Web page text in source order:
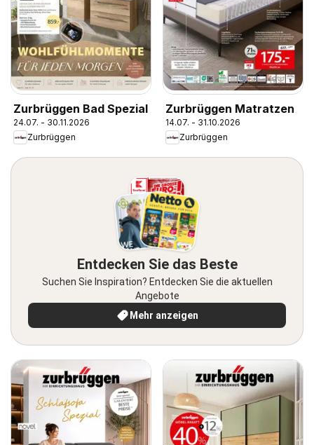
Zurbrüggen Bad Spezial
24.07. - 30.11.2026
Zurbrüggen
Zurbrüggen Matratzen
14.07. - 31.10.2026
Zurbrüggen
Entdecken Sie das Beste
Suchen Sie Inspiration? Entdecken Sie die aktuellen
Angebote
Mehr anzeigen